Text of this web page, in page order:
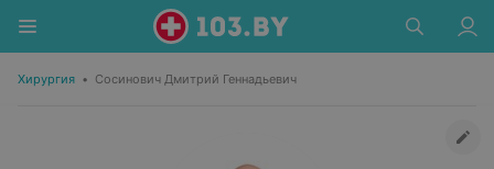
Хирургия • Сосинович Дмитрий Геннадьевич